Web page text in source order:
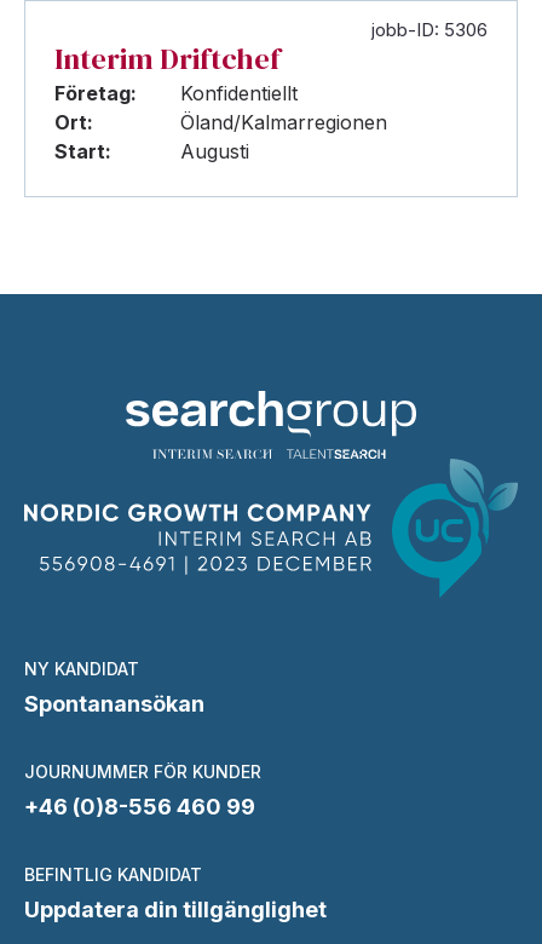
jobb-ID: 5306
Interim Driftchef
Företag:
Konfidentiellt
Ort:
Öland/Kalmarregionen
Start:
Augusti
NY KANDIDAT
Spontanansökan
JOURNUMMER FÖR KUNDER
+46 (0)8-556 460 99
BEFINTLIG KANDIDAT
Uppdatera din tillgänglighet